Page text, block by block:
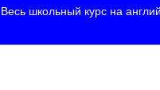
Весь школьный курс на